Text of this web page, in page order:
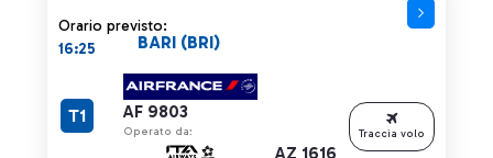
Orario previsto:
16:25
AF 9803
Operato da:
AZ 1616
BARI (BRI)
T1
Traccia volo